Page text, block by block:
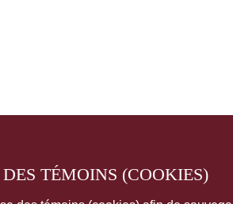
TÉMOINS (COOKIES)